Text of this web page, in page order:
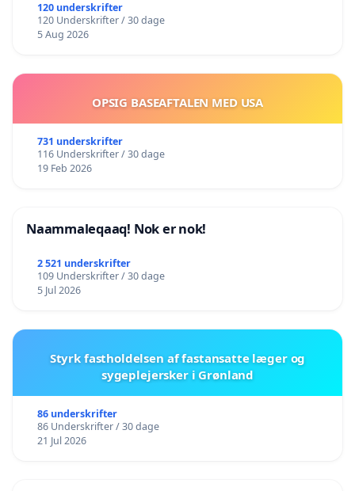
120 underskrifter
120 Underskrifter / 30 dage
5 Aug 2026
OPSIG BASEAFTALEN MED USA
731 underskrifter
116 Underskrifter / 30 dage
19 Feb 2026
Naammaleqaaq! Nok er nok!
2 521 underskrifter
109 Underskrifter / 30 dage
5 Jul 2026
Styrk fastholdelsen af fastansatte læger og
sygeplejersker i Grønland
86 underskrifter
86 Underskrifter / 30 dage
21 Jul 2026